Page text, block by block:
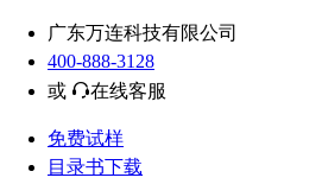
广东万连科技有限公司
400-888-3128
或
在线客服
免费试样
目录书下载